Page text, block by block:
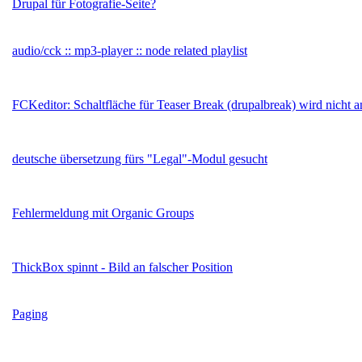
Drupal für Fotografie-Seite?
audio/cck :: mp3-player :: node related playlist
FCKeditor: Schaltfläche für Teaser Break (drupalbreak) wird nicht
deutsche übersetzung fürs "Legal"-Modul gesucht
Fehlermeldung mit Organic Groups
ThickBox spinnt - Bild an falscher Position
Paging